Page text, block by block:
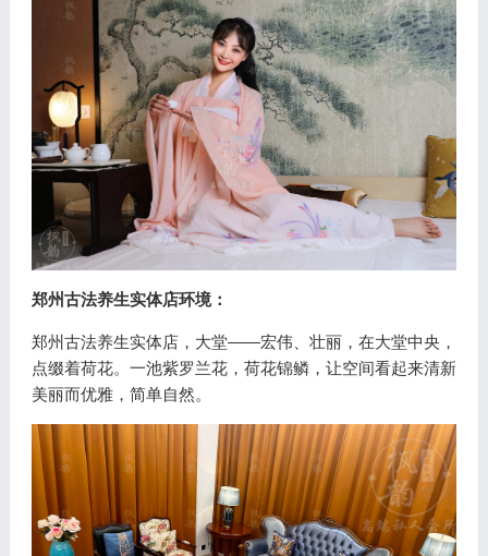
郑州古法养生实体店环境：
郑州古法养生实体店，大堂——宏伟、壮丽，在大堂中央，
点缀着荷花。一池紫罗兰花，荷花锦鳞，让空间看起来清新
美丽而优雅，简单自然。